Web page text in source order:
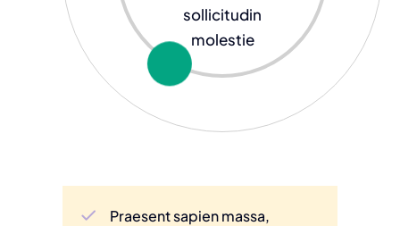
sollicitudin
molestie
Praesent sapien massa,